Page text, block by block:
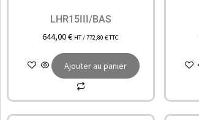
LHR15III/BAS
644,00€ HT /772,80€TTC
Ajouter au panier